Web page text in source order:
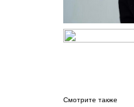
Смотрите также